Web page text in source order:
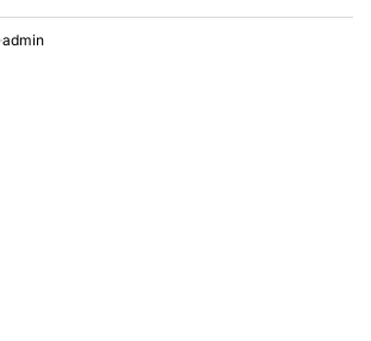
admin